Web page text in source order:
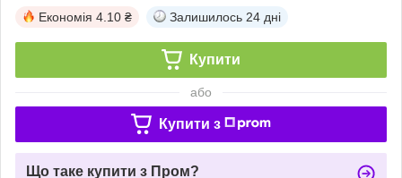
Економія 4.10 ₴ Залишилось 24 дні
Купити
або
Купити з
Що таке купити з Пром?